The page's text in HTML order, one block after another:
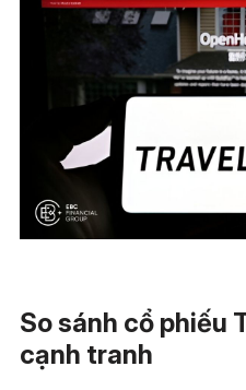
So sánh cổ phiếu
cạnh tranh